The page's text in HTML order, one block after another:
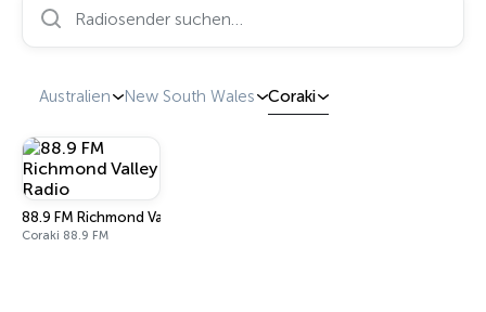
Australien New South Wales Coraki
88.9 FM Richmond Valley Radio
Coraki 88.9 FM